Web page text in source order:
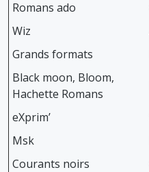
Romans ado
Wiz
Grands formats
Black moon, Bloom,
Hachette Romans
eXprim’
Msk
Courants noirs